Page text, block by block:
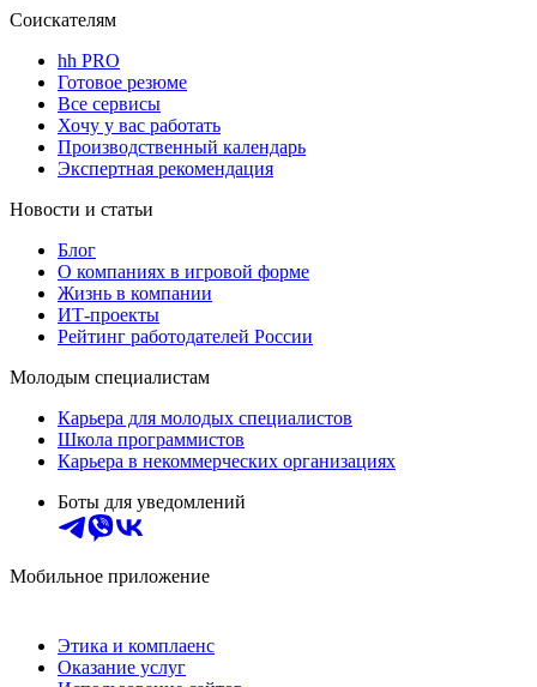
Соискателям
hh PRO
Готовое резюме
Все сервисы
Хочу у вас работать
Производственный календарь
Экспертная рекомендация
Новости и статьи
Блог
О компаниях в игровой форме
Жизнь в компании
ИТ-проекты
Рейтинг работодателей России
Молодым специалистам
Карьера для молодых специалистов
Школа программистов
Карьера в некоммерческих организациях
Боты для уведомлений
Мобильное приложение
Этика и комплаенс
Оказание услуг